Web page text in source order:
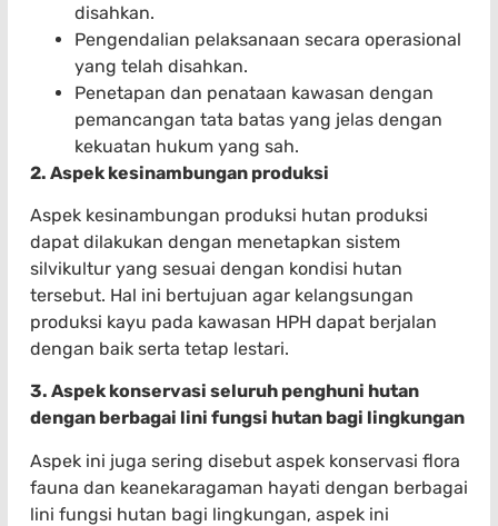
disahkan.
Pengendalian pelaksanaan secara operasional
yang telah disahkan.
Penetapan dan penataan kawasan dengan
pemancangan tata batas yang jelas dengan
kekuatan hukum yang sah.
2. Aspek kesinambungan produksi
Aspek kesinambungan produksi hutan produksi
dapat dilakukan dengan menetapkan sistem
silvikultur yang sesuai dengan kondisi hutan
tersebut. Hal ini bertujuan agar kelangsungan
produksi kayu pada kawasan HPH dapat berjalan
dengan baik serta tetap lestari.
3. Aspek konservasi seluruh penghuni hutan
dengan berbagai lini fungsi hutan bagi lingkungan
Aspek ini juga sering disebut aspek konservasi flora
fauna dan keanekaragaman hayati dengan berbagai
lini fungsi hutan bagi lingkungan, aspek ini